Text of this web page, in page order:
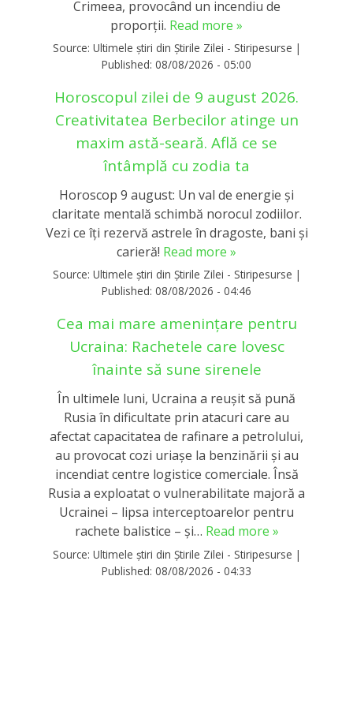
Crimeea, provocând un incendiu de
proporții. Read more »
Source: Ultimele știri din Știrile Zilei - Stiripesurse |
Published: 08/08/2026 - 05:00
Horoscopul zilei de 9 august 2026.
Creativitatea Berbecilor atinge un
maxim astă-seară. Află ce se
întâmplă cu zodia ta
Horoscop 9 august: Un val de energie și
claritate mentală schimbă norocul zodiilor.
Vezi ce îți rezervă astrele în dragoste, bani și
carieră! Read more »
Source: Ultimele știri din Știrile Zilei - Stiripesurse |
Published: 08/08/2026 - 04:46
Cea mai mare amenințare pentru
Ucraina: Rachetele care lovesc
înainte să sune sirenele
În ultimele luni, Ucraina a reușit să pună
Rusia în dificultate prin atacuri care au
afectat capacitatea de rafinare a petrolului,
au provocat cozi uriașe la benzinării și au
incendiat centre logistice comerciale. Însă
Rusia a exploatat o vulnerabilitate majoră a
Ucrainei – lipsa interceptoarelor pentru
rachete balistice – și… Read more »
Source: Ultimele știri din Știrile Zilei - Stiripesurse |
Published: 08/08/2026 - 04:33